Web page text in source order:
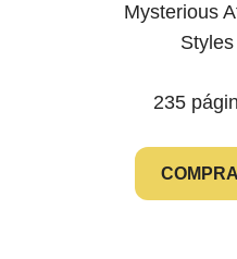
Mysterious
Styles
235